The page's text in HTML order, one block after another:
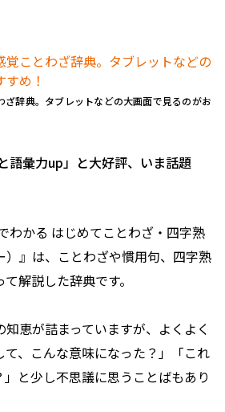
ざ辞典。タブレットなどの大画面で見るのがお
語彙力up」と大好評、いま話題
わかる はじめてことわざ・四字熟
）』は、ことわざや慣用句、四字熟
解説した辞典です。
恵が詰まっていますが、よくよく
、こんな意味になった？」「これ
と少し不思議に思うことばもあり